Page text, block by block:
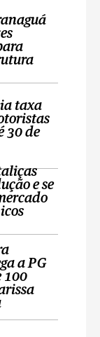
taxa
30 de
e se
a PG
100